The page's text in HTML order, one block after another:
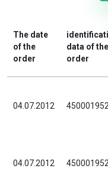
The date
of the
order
data of the
order
04.07.2012
04.07.2012